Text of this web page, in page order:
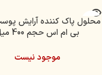
محلول پاک کننده آرایش
بی ام اس حجم 400 میل
موجود نیست